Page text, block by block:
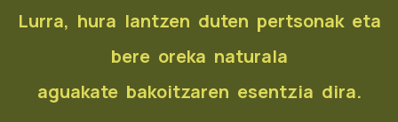
Lurra, hura lantzen duten pertsonak eta
bere oreka naturala
aguakate bakoitzaren esentzia dira.